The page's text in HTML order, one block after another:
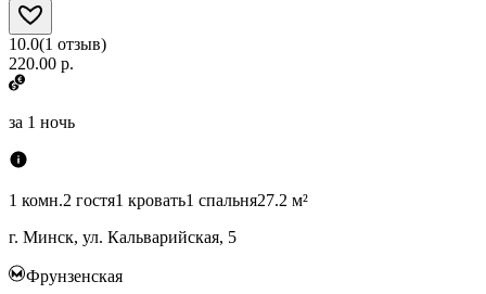
10.0(1 отзыв)
220.00 р.
за 1 ночь
1 комн.2 гостя1 кровать1 спальня27.2 м²
г. Минск, ул. Кальварийская, 5
Фрунзенская